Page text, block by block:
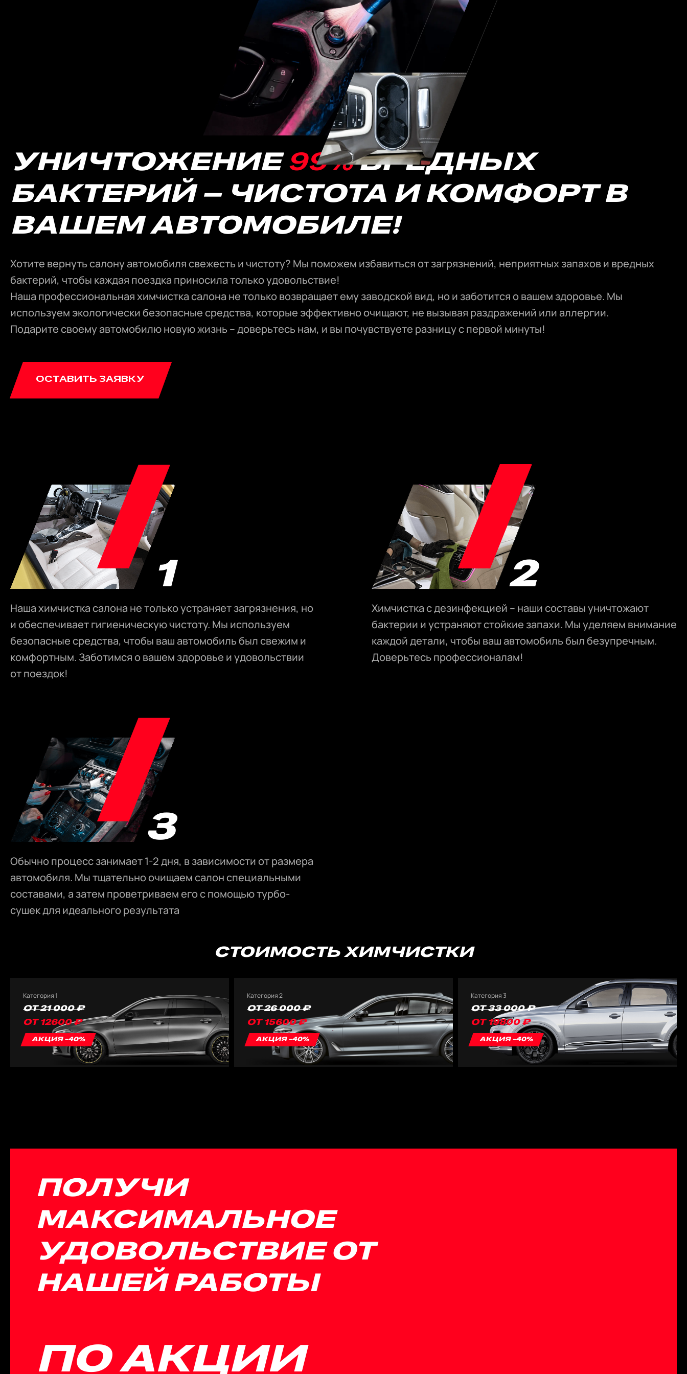
УНИЧТОЖЕНИЕ 99%ВРЕДНЫХ
БАКТЕРИЙ – ЧИСТОТА И КОМФОРТ В
ВАШЕМ АВТОМОБИЛЕ!
Хотите вернуть салону автомобиля свежесть и чистоту? Мы поможем избавиться от загрязнений, неприятных запахов и вредных
бактерий, чтобы каждая поездка приносила только удовольствие!
Наша профессиональная химчистка салона не только возвращает ему заводской вид, но и заботится о вашем здоровье. Мы
используем экологически безопасные средства, которые эффективно очищают, не вызывая раздражений или аллергии.
Подарите своему автомобилю новую жизнь – доверьтесь нам, и вы почувствуете разницу с первой минуты!
ОСТАВИТЬ ЗАЯВКУ
Наша химчистка салона не только устраняет загрязнения, но
и обеспечивает гигиеническую чистоту. Мы используем
безопасные средства, чтобы ваш автомобиль был свежим и
комфортным. Заботимся о вашем здоровье и удовольствии
от поездок!
Химчистка с дезинфекцией – наши составы уничтожают
бактерии и устраняют стойкие запахи. Мы уделяем внимание
каждой детали, чтобы ваш автомобиль был безупречным.
Доверьтесь профессионалам!
Обычно процесс занимает 1-2 дня, в зависимости от размера
автомобиля. Мы тщательно очищаем салон специальными
составами, а затем проветриваем его с помощью турбо-
сушек для идеального результата
СТОИМОСТЬ ХИМЧИСТКИ
Категория 1
ОТ 21 000 ₽
ОТ 12600 ₽
АКЦИЯ -40%
Категория 2
ОТ 26 000 ₽
ОТ 15600 ₽
АКЦИЯ -40%
Категория 3
ОТ 33 000 ₽
ОТ 19800 ₽
АКЦИЯ -40%
ПОЛУЧИ
МАКСИМАЛЬНОЕ
УДОВОЛЬСТВИЕ ОТ
НАШЕЙ РАБОТЫ
ПО АКЦИИ